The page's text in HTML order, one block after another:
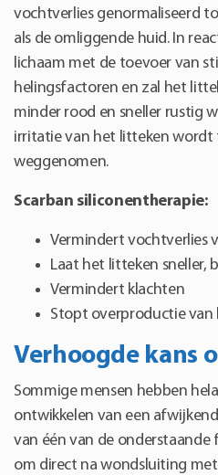
vochtverlies genormaliseerd
als de omliggende huid. In
lichaam met de toevoer van
helingsfactoren en zal het
minder rood en sneller rustig
irritatie van het litteken wordt
weggenomen.
Scarban siliconentherapie:
Vermindert vochtverlies
Laat het litteken sneller,
Vermindert klachten
Stopt overproductie van
Verhoogde kans
Sommige mensen hebben
ontwikkelen van een
van één van de onderstaande
om direct na wondsluiting